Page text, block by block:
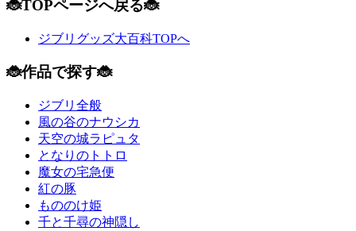
🐞TOPページへ戻る🐞
ジブリグッズ大百科TOPへ
🐞作品で探す🐞
ジブリ全般
風の谷のナウシカ
天空の城ラピュタ
となりのトトロ
魔女の宅急便
紅の豚
もののけ姫
千と千尋の神隠し